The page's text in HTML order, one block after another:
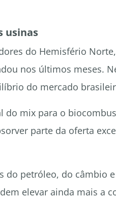
usinas
do Hemisfério
nos últimos meses.
do mercado
do mix para o
parte da oferta
do petróleo, do câmbio
elevar ainda mais a